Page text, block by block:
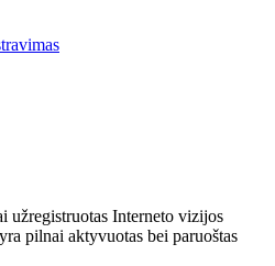
užregistruotas Interneto vizijos
pilnai aktyvuotas bei paruoštas